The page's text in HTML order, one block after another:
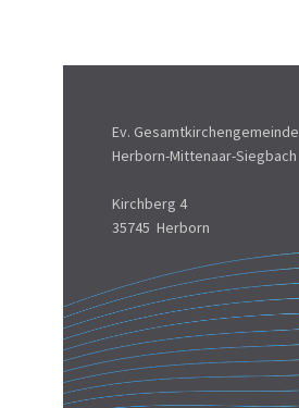
Ev. Gesamtkirchengemeinde
Herborn-Mittenaar-Siegbach
Kirchberg 4
35745 Herborn